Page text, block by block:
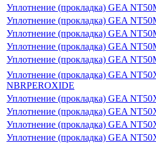
Уплотнение (прокладка) GEA
Уплотнение (прокладка) GEA
Уплотнение (прокладка) GEA
Уплотнение (прокладка) GEA
Уплотнение (прокладка) GEA
Уплотнение (прокладка) GEA
NBRPEROXIDE
Уплотнение (прокладка) GEA
Уплотнение (прокладка) GEA
Уплотнение (прокладка) GEA
Уплотнение (прокладка) GEA